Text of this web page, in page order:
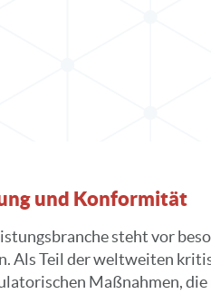
und Konformität
steht vor
Als Teil der weltweiten
Maßnahmen,